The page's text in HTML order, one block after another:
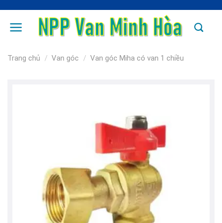
content
Trang chủ / Van góc / Van góc Miha có van 1 chiều